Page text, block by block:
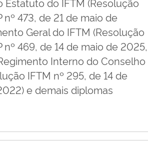
473, de 21 de maio de
Geral do IFTM (Resolução
nº 469, de 14 de maio de 2025,
Interno do Conselho
IFTM nº 295, de 14 de
e demais diplomas